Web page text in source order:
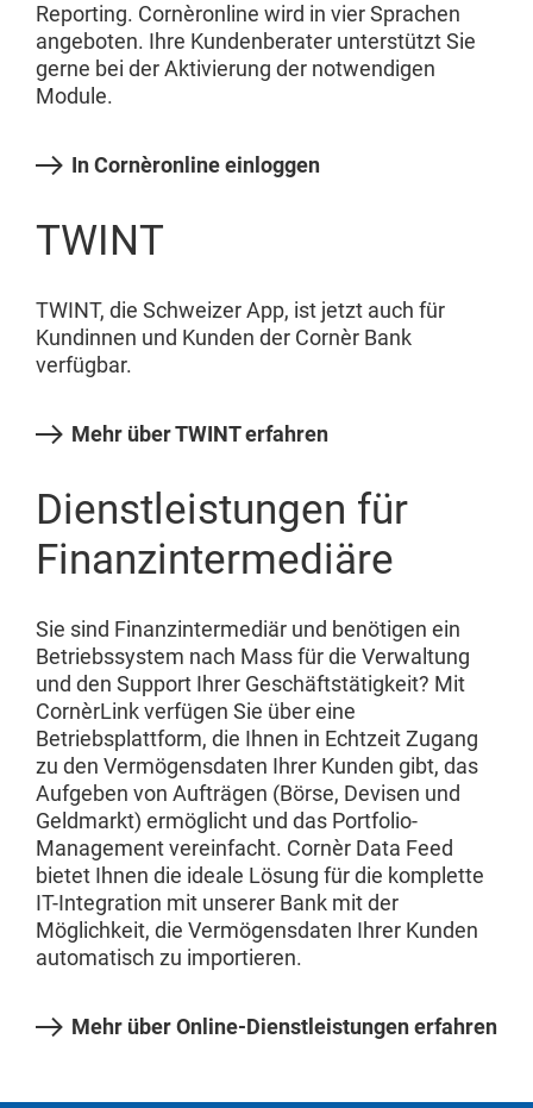
Reporting. Cornèronline wird in vier Sprachen
angeboten. Ihre Kundenberater unterstützt Sie
gerne bei der Aktivierung der notwendigen
Module.
In Cornèronline einloggen
TWINT
TWINT, die Schweizer App, ist jetzt auch für
Kundinnen und Kunden der Cornèr Bank
verfügbar.
Mehr über TWINT erfahren
Dienstleistungen für
Finanzintermediäre
Sie sind Finanzintermediär und benötigen ein
Betriebssystem nach Mass für die Verwaltung
und den Support Ihrer Geschäftstätigkeit? Mit
CornèrLink verfügen Sie über eine
Betriebsplattform, die Ihnen in Echtzeit Zugang
zu den Vermögensdaten Ihrer Kunden gibt, das
Aufgeben von Aufträgen (Börse, Devisen und
Geldmarkt) ermöglicht und das Portfolio-
Management vereinfacht. Cornèr Data Feed
bietet Ihnen die ideale Lösung für die komplette
IT-Integration mit unserer Bank mit der
Möglichkeit, die Vermögensdaten Ihrer Kunden
automatisch zu importieren.
Mehr über Online-Dienstleistungen erfahren